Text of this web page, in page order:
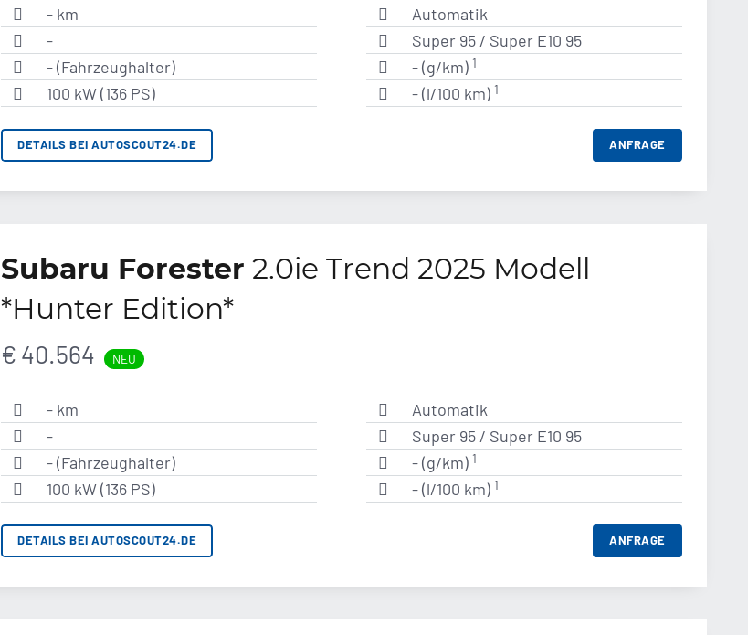
- km
-
- (Fahrzeughalter)
100 kW (136 PS)
Automatik
Super 95 / Super E10 95
- (g/km) 1
- (l/100 km) 1
DETAILS BEI AUTOSCOUT24.DE ANFRAGE
Subaru Forester 2.0ie Trend 2025 Modell
*Hunter Edition*
€ 40.564 NEU
- km
-
- (Fahrzeughalter)
100 kW (136 PS)
Automatik
Super 95 / Super E10 95
- (g/km) 1
- (l/100 km) 1
DETAILS BEI AUTOSCOUT24.DE ANFRAGE